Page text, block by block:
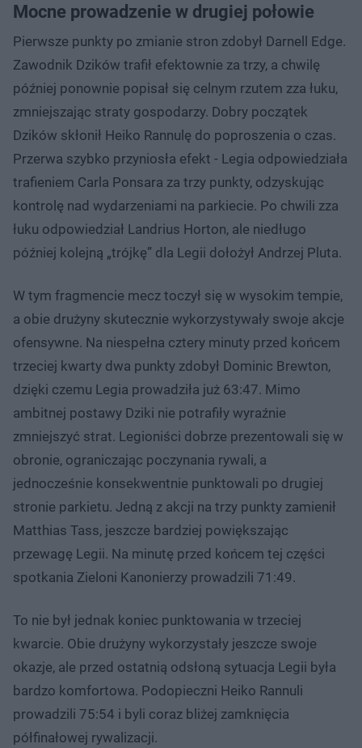
Mocne prowadzenie w drugiej połowie
Pierwsze punkty po zmianie stron zdobył Darnell Edge.
Zawodnik Dzików trafił efektownie za trzy, a chwilę
później ponownie popisał się celnym rzutem zza łuku,
zmniejszając straty gospodarzy. Dobry początek
Dzików skłonił Heiko Rannulę do poproszenia o czas.
Przerwa szybko przyniosła efekt - Legia odpowiedziała
trafieniem Carla Ponsara za trzy punkty, odzyskując
kontrolę nad wydarzeniami na parkiecie. Po chwili zza
łuku odpowiedział Landrius Horton, ale niedługo
później kolejną „trójkę” dla Legii dołożył Andrzej Pluta.
W tym fragmencie mecz toczył się w wysokim tempie,
a obie drużyny skutecznie wykorzystywały swoje akcje
ofensywne. Na niespełna cztery minuty przed końcem
trzeciej kwarty dwa punkty zdobył Dominic Brewton,
dzięki czemu Legia prowadziła już 63:47. Mimo
ambitnej postawy Dziki nie potrafiły wyraźnie
zmniejszyć strat. Legioniści dobrze prezentowali się w
obronie, ograniczając poczynania rywali, a
jednocześnie konsekwentnie punktowali po drugiej
stronie parkietu. Jedną z akcji na trzy punkty zamienił
Matthias Tass, jeszcze bardziej powiększając
przewagę Legii. Na minutę przed końcem tej części
spotkania Zieloni Kanonierzy prowadzili 71:49.
To nie był jednak koniec punktowania w trzeciej
kwarcie. Obie drużyny wykorzystały jeszcze swoje
okazje, ale przed ostatnią odsłoną sytuacja Legii była
bardzo komfortowa. Podopieczni Heiko Rannuli
prowadzili 75:54 i byli coraz bliżej zamknięcia
półfinałowej rywalizacji.